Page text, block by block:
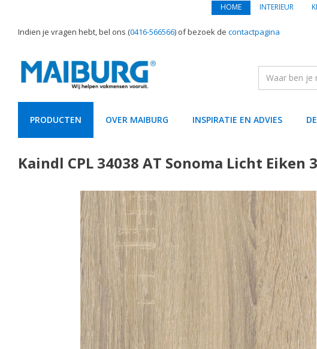
HOME INTERIEUR
Indien je vragen hebt, bel ons (0416-566566) of bezoek de contactpagina
PRODUCTEN OVER MAIBURG INSPIRATIE EN ADVIES
Kaindl CPL 34038 AT Sonoma Licht Eiken